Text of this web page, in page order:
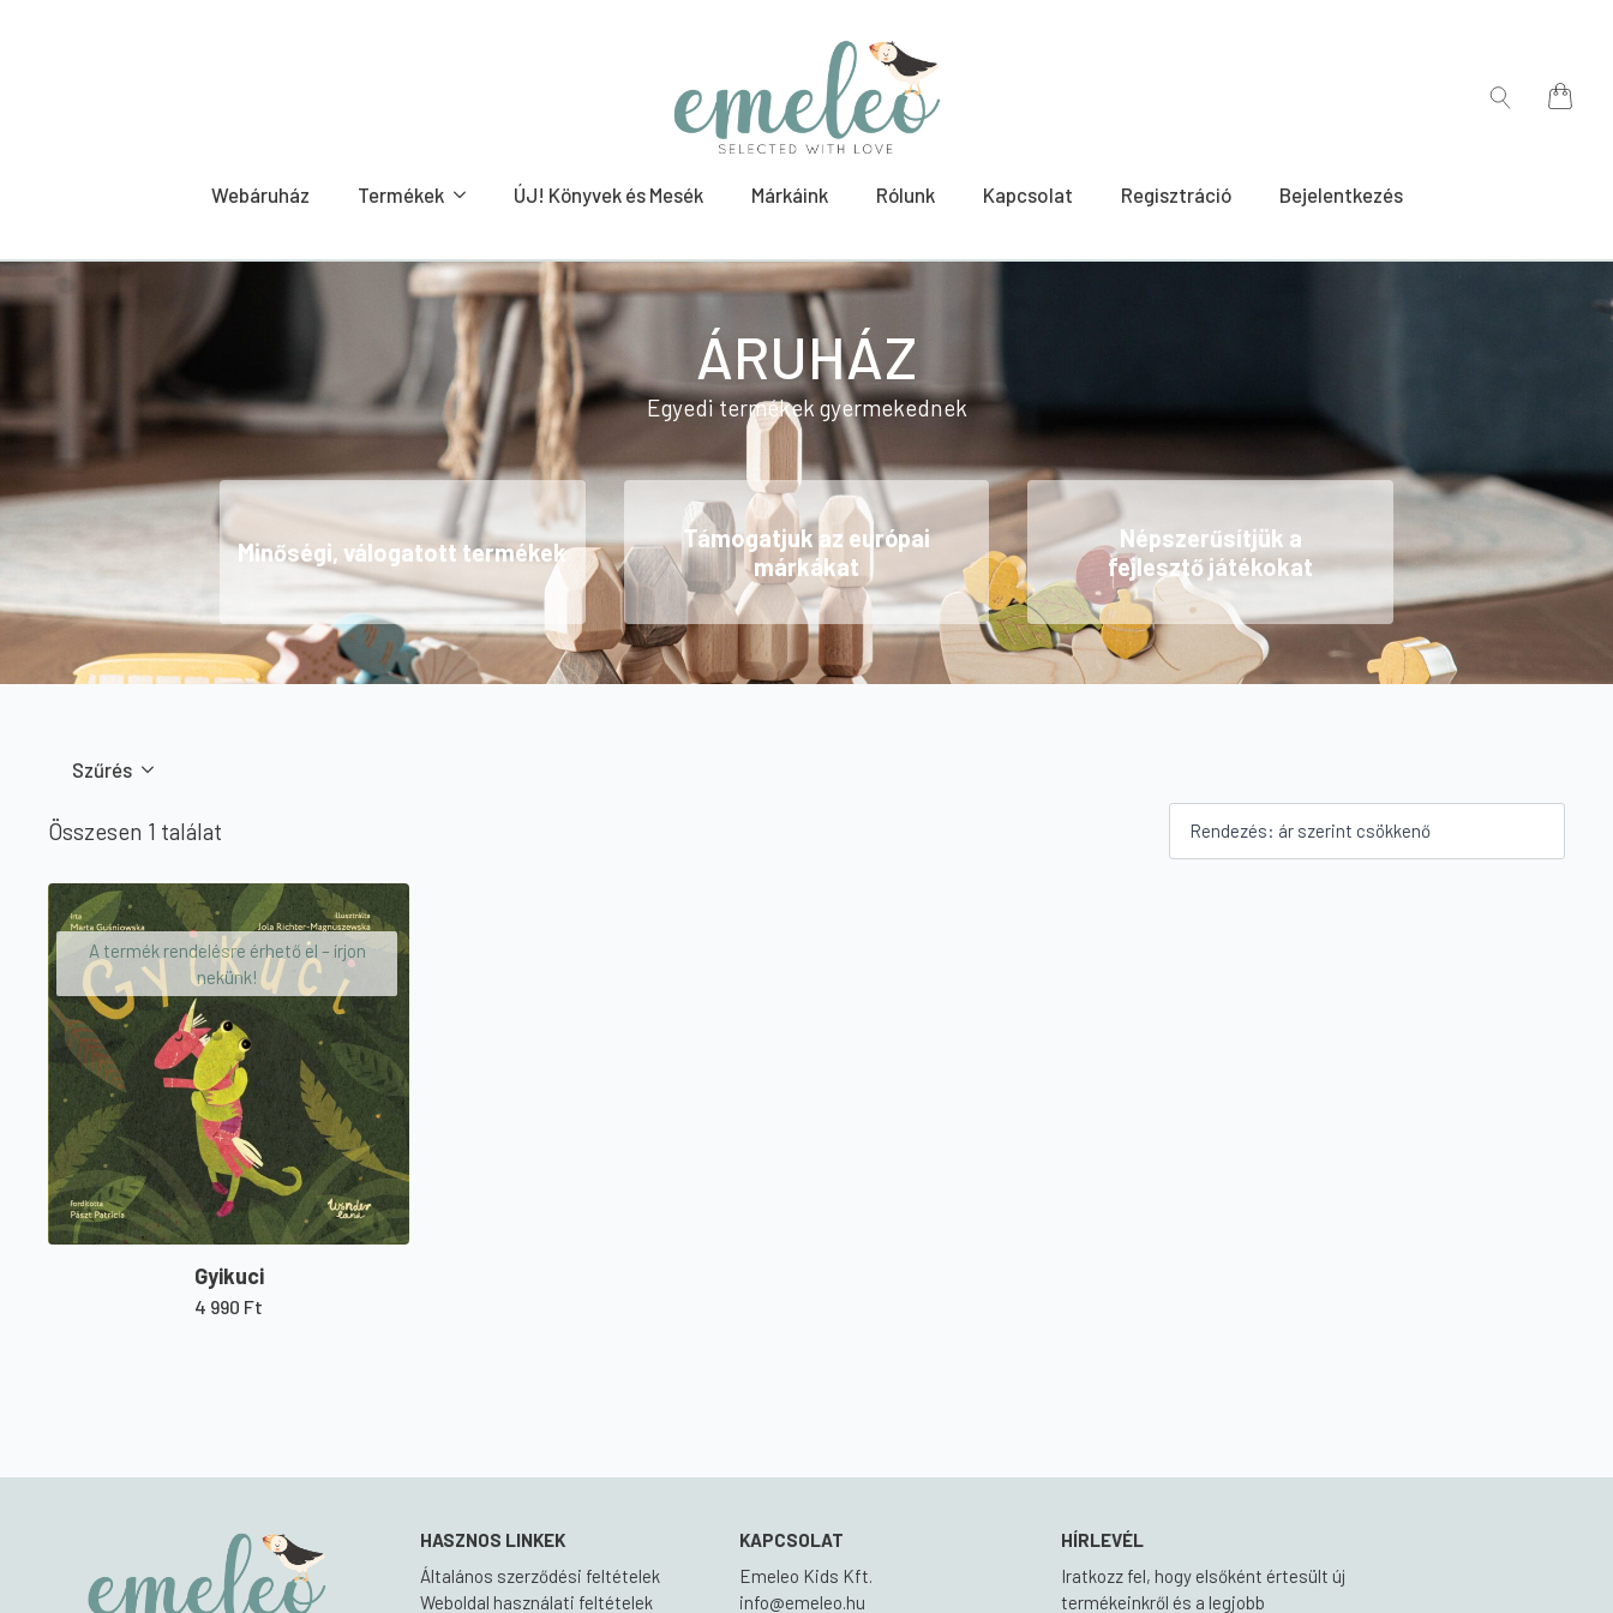
Webáruház Termékek ÚJ! Könyvek és Mesék Márkáink Rólunk Kapcsolat Regisztráció Bejelentkezés
ÁRUHÁZ
Egyedi termékek gyermekednek
Minőségi, válogatott termékek
Támogatjuk az európai
márkákat
Népszerűsítjük a
fejlesztő játékokat
Szűrés
Összesen 1 találat
A termék rendelésre érhető el – írjon
nekünk!
Gyikuci
4 990 Ft
HASZNOS LINKEK
Általános szerződési feltételek
Weboldal használati feltételek
KAPCSOLAT
Emeleo Kids Kft.
info@emeleo.hu
HÍRLEVÉL
Iratkozz fel, hogy elsőként értesült új
termékeinkről és a legjobb